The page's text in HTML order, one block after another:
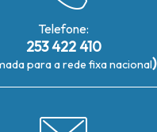
Telefone:
253 422 410
para a rede fixa nacional)